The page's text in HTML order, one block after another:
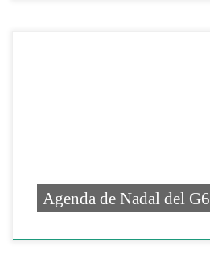
Agenda de Nadal del G6